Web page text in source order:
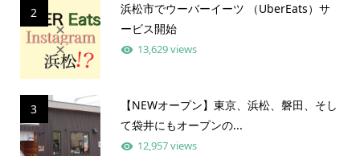
2
浜松市でウーバーイーツ （UberEats）サ
ービス開始
13,629 views
3
【NEWオープン】東京、浜松、磐田、そし
て袋井にもオープンの...
12,957 views